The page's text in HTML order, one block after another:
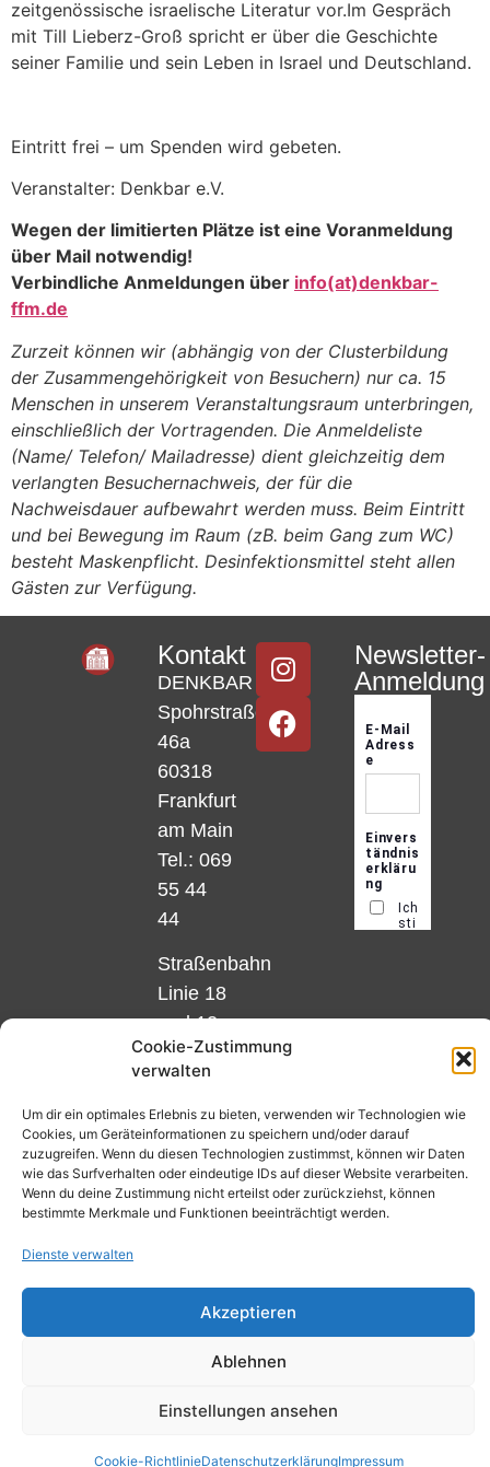
Cookie-Zustimmung
verwalten
Um dir ein optimales Erlebnis zu bieten, verwenden wir Technologien wie
Cookies, um Geräteinformationen zu speichern und/oder darauf
zuzugreifen. Wenn du diesen Technologien zustimmst, können wir Daten
wie das Surfverhalten oder eindeutige IDs auf dieser Website verarbeiten.
Wenn du deine Zustimmung nicht erteilst oder zurückziehst, können
bestimmte Merkmale und Funktionen beeinträchtigt werden.
Dienste verwalten
Akzeptieren
Ablehnen
Einstellungen ansehen
Cookie-RichtlinieDatenschutzerklärungImpressum
zeitgenössische israelische Literatur vor.Im Gespräch
mit Till Lieberz-Groß spricht er über die Geschichte
seiner Familie und sein Leben in Israel und Deutschland.
Eintritt frei – um Spenden wird gebeten.
Veranstalter: Denkbar e.V.
Wegen der limitierten Plätze ist eine Voranmeldung
über Mail notwendig!
Verbindliche Anmeldungen über info(at)denkbar-
ffm.de
Zurzeit können wir (abhängig von der Clusterbildung
der Zusammengehörigkeit von Besuchern) nur ca. 15
Menschen in unserem Veranstaltungsraum unterbringen,
einschließlich der Vortragenden. Die Anmeldeliste
(Name/ Telefon/ Mailadresse) dient gleichzeitig dem
verlangten Besuchernachweis, der für die
Nachweisdauer aufbewahrt werden muss. Beim Eintritt
und bei Bewegung im Raum (zB. beim Gang zum WC)
besteht Maskenpflicht. Desinfektionsmittel steht allen
Gästen zur Verfügung.
Kontakt
DENKBAR
Spohrstraße
46a
60318
Frankfurt
am Main
Tel.: 069
55 44
44
Straßenbahn
Linie 18
und 12,
Haltestelle
Matthias-
Beltz-
Platz
oder
Bus Nr.
Nibelungenplatz/FH
Newsletter-
Anmeldung